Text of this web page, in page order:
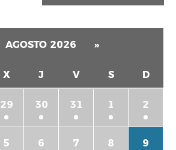
AGOSTO 2026 »
X J V S D
29 30 31 1 2
5 6 7 8 9